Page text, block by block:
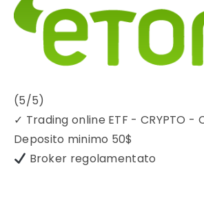
(5/5)
✓ Trading online ETF - CRYPTO -
Deposito minimo 50$
Broker regolamentato